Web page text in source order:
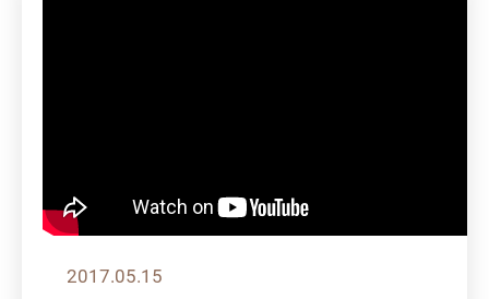
2017.05.15